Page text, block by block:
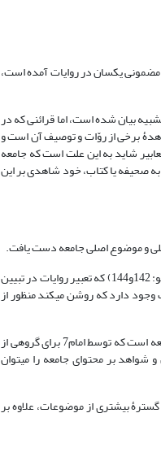
مضمونی یکسان در روایات آمده است،
بیان شده است، اما قرائنی که در
برخی از روّات و توصیف آن است و
شاید به این علت است که جامعه
صحیفه یا کتاب، خود شاهدی بر این
کلی و موضوع اصلی جامعه دست یافت.
(تمام حلال و حرام‏ها) (همو: 142و144) که تعبیر روایات در تبیین
وجود دارد که روشن می‏کند منظور از
این قرائن علاوه بر راویان احادیث جامعه، و جهت و علت گفت‏گو درباره جامعه که به فهم محتوای جامعه می‌تواند کمک نماید، شامل قطعه‏هایی از جامعه است که توسط امام7 برای گروهی از
بر محتوای جامعه را می‏توان
گسترۀ بیشتری از موضوعات، علاوه بر